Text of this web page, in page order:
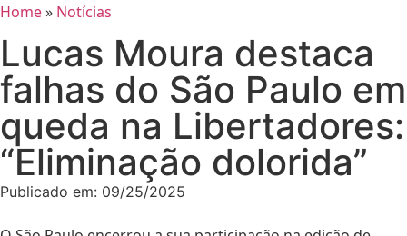
Home» Notícias
Lucas Moura destaca
falhas do São Paulo em
queda na Libertadores:
“Eliminação dolorida”
Publicado em: 09/25/2025